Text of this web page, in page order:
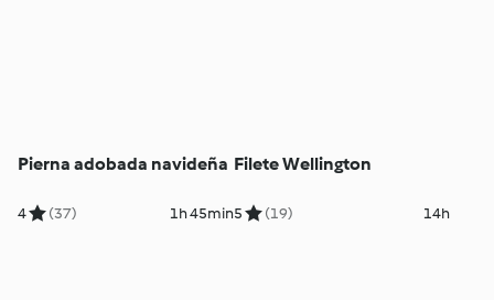
Pierna adobada navideña
4 (37) 1h 45min
Filete Wellington
5 (19) 14h